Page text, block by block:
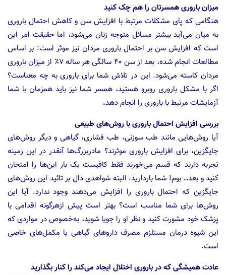
میزان باروری همسرتان را هم چک کنید
هنگامی که پای مشکلات مرتبط با افزایش سن و کاهش احتمال باروری
به میان می‌آید بیشتر مسائل متوجه زنان می‌شود، اما حقیقت امر این
است که افزایش سن بر احتمال باروری مردان نیز موثر است: بر اساس
مطالعات انجام شده، بعد از سن ۴۰ سالگی هر ساله ۷٪ از میزان باروری
مردان کاسته می‌شود. این در تلاش شما برای باروری به چه معناست؟
اگر با مشکل باروری روبرو هستید، همسر شما نیز باید همزمان با شما
آزمایشات مرتبط با باروری را انجام دهد.
بررسی افزایش احتمال باروری با روش‌های طبیعی
آیا روش‌هایی مانند طب سوزنی، طب فشاری، گیاهی و دیگر روش‌های
جایگزین، برای افزایش باروری موثرند؟ مادربزرگ‌ها آنقدر در این زمینه
تجربه دارند که قسم می‌خورند فقط کافیست یک بار این‌ها را امتحان
کنید و بعد… بوم! شما باردارید. البته شواهدی دال بر تائید این روش‌های
جایگزین که احتمال باروری را افزایش می‌دهند وجود ندارد. آیا این
روش‌ها برای شما مناسب است؟ بهتر است پیش ازهرگونه اقدامی با
پزشک خود مشورت کنید و نظر او را جویا شوید، به‌خصوص در مواردی که
این شیوه درمان مستلزم مصرف داروهای گیاهی یا مکمل‌های خاصی
است.
عادت‌ همیشگی که در باروری اختلال ایجاد می‌کند را کنار بگذارید